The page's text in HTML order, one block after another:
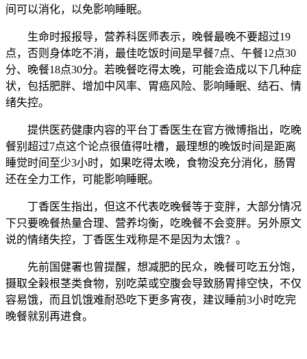
间可以消化，以免影响睡眠。
生命时报报导，营养科医师表示，晚餐最晚不要超过19
点，否则身体吃不消，最佳吃饭时间是早餐7点、午餐12点30
分、晚餐18点30分。若晚餐吃得太晚，可能会造成以下几种症
状，包括肥胖、增加中风率、胃癌风险、影响睡眠、结石、情
绪失控。
提供医药健康内容的平台丁香医生在官方微博指出，吃晚
餐别超过7点这个论点很值得吐槽，最理想的晚饭时间是距离
睡觉时间至少3小时，如果吃得太晚，食物没充分消化，肠胃
还在全力工作，可能影响睡眠。
丁香医生指出，但这不代表吃晚餐等于变胖，大部分情况
下只要晚餐热量合理、营养均衡，吃晚餐不会变胖。另外原文
说的情绪失控，丁香医生戏称是不是因为太饿？。
先前国健署也曾提醒，想减肥的民众，晚餐可吃五分饱，
摄取全榖根茎类食物，别吃菜或空腹会导致肠胃排空快，不仅
容易饿，而且饥饿难耐恐吃下更多宵夜，建议睡前3小时吃完
晚餐就别再进食。